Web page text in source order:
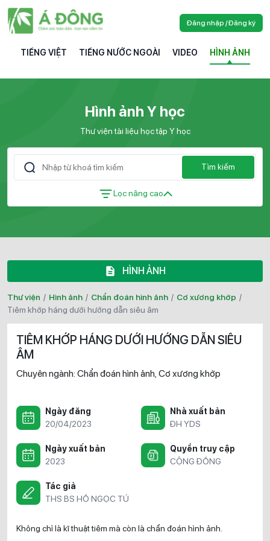
TIẾNG VIỆT TIẾNG NƯỚC NGOÀI VIDEO HÌNH ẢNH
Đăng nhập / Đăng ký
Hình ảnh Y học
Thư viện tài liệu học tập Y học
Tìm kiếm
Lọc nâng cao
HÌNH ẢNH
Thư viện / Hình ảnh / Chẩn đoán hình ảnh / Cơ xương khớp /
tiêm khớp háng dưới hướng dẫn siêu âm
TIÊM KHỚP HÁNG DƯỚI HƯỚNG DẪN SIÊU
ÂM
Chuyên ngành: Chẩn đoán hình ảnh Cơ xương khớp
Ngày đăng
20/04/2023
Nhà xuất bản
ĐH YDS
Ngày xuất bản
2023
Quyền truy cập
CỘNG ĐỒNG
Tác giả
THS BS HỒ NGỌC TÚ
Không chỉ là kĩ thuật tiêm mà còn là chẩn đoán hình ảnh.